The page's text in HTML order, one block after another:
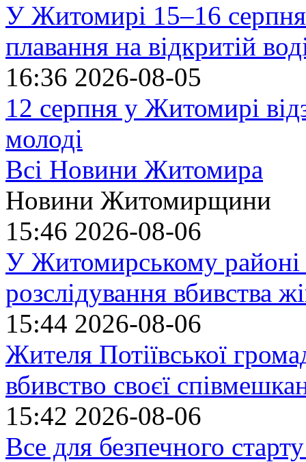
У Житомирі 15–16 серпня
плавання на відкритій
16:36 2026-08-05
12 серпня у Житомирі
молоді
Всі Новини Житомира
Новини Житомирщини
15:46 2026-08-06
У Житомирському районі
розслідування вбивства
15:44 2026-08-06
Жителя Потіївської
вбивство своєї
15:42 2026-08-06
Все для безпечного